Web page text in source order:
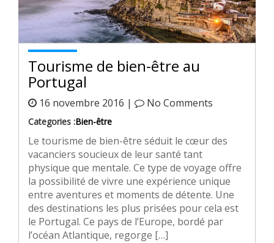
Tourisme de bien-être au
Portugal
16 novembre 2016 | No Comments
Categories :Bien-être
Le tourisme de bien-être séduit le cœur des
vacanciers soucieux de leur santé tant
physique que mentale. Ce type de voyage offre
la possibilité de vivre une expérience unique
entre aventures et moments de détente. Une
des destinations les plus prisées pour cela est
le Portugal. Ce pays de l’Europe, bordé par
l’océan Atlantique, regorge […]